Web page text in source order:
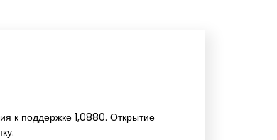
к поддержке 1,0880. Открытие